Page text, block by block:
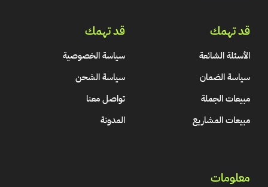
قد تهمك
الأسئلة الشائعة
سياسة الضمان
مبيعات الجملة
مبيعات المشاريع
قد تهمك
سياسة الخصوصية
سياسة الشحن
تواصل معنا
المدونة
معلومات